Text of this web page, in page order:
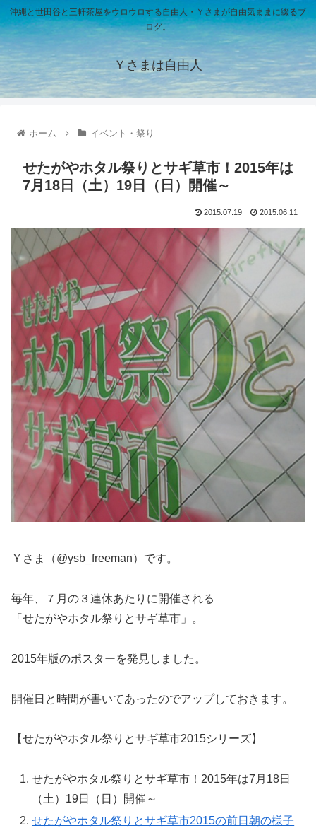
沖縄と世田谷と三軒茶屋をウロウロする自由人・Ｙさまが自由気ままに綴るブ
ログ。
Ｙさまは自由人
ホーム イベント・祭り
せたがやホタル祭りとサギ草市！2015年は
7月18日（土）19日（日）開催～
2015.07.19 2015.06.11
Ｙさま（@ysb_freeman）です。
毎年、７月の３連休あたりに開催される
「せたがやホタル祭りとサギ草市」。
2015年版のポスターを発見しました。
開催日と時間が書いてあったのでアップしておきます。
【せたがやホタル祭りとサギ草市2015シリーズ】
せたがやホタル祭りとサギ草市！2015年は7月18日
（土）19日（日）開催～
せたがやホタル祭りとサギ草市2015の前日朝の様子